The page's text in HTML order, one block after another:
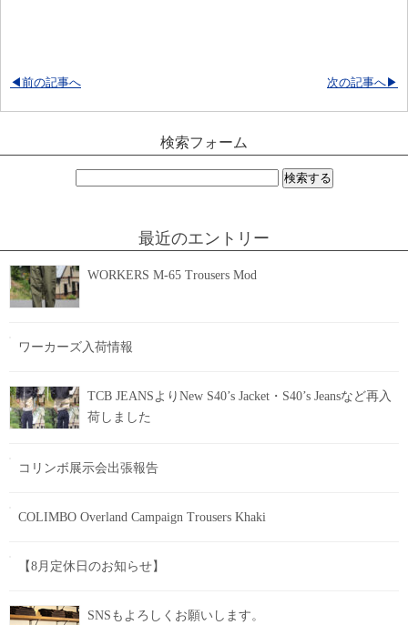
次の記事へ▶
◀前の記事へ
検索フォーム
最近のエントリー
WORKERS M-65 Trousers Mod
ワーカーズ入荷情報
TCB JEANSよりNew S40’s Jacket・S40’s Jeansなど再入
荷しました
コリンボ展示会出張報告
COLIMBO Overland Campaign Trousers Khaki
【8月定休日のお知らせ】
SNSもよろしくお願いします。